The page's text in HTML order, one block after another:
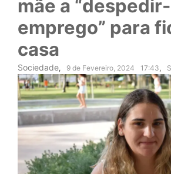
mãe a
emprego” para
casa
Sociedade, 9 de Fevereiro, 2024 17:43,